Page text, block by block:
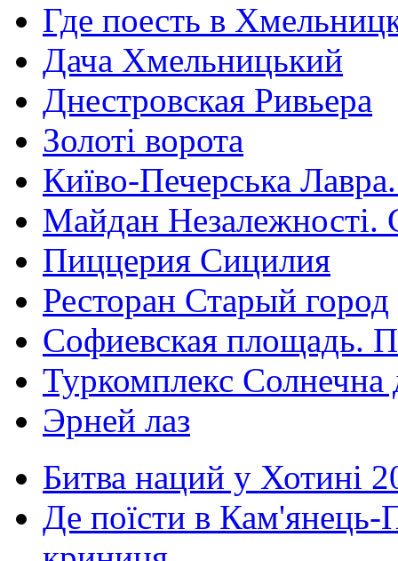
Где поесть в
Дача Хмельницький
Днестровская Ривьера
Золоті ворота
Київо-Печерська
Майдан Незалежності.
Пиццерия Сицилия
Ресторан Старый город
Софиевская площадь.
Туркомплекс Солнечна
Эрней лаз
Битва наций у Хотині
Де поїсти в Кам'янець-